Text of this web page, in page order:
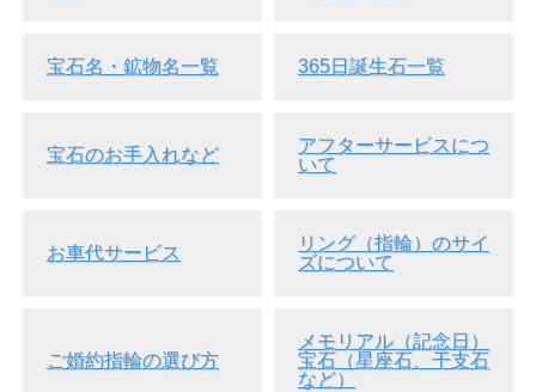
▲サイド画像 白い背景で通常蛍光灯に当てています。
宝石名・鉱物名一覧 365日誕生石一覧
宝石のお手入れなど
アフターサービスにつ
いて
お車代サービス
リング（指輪）のサイ
ズについて
ご婚約指輪の選び方
メモリアル（記念日）
宝石（星座石、干支石
など）